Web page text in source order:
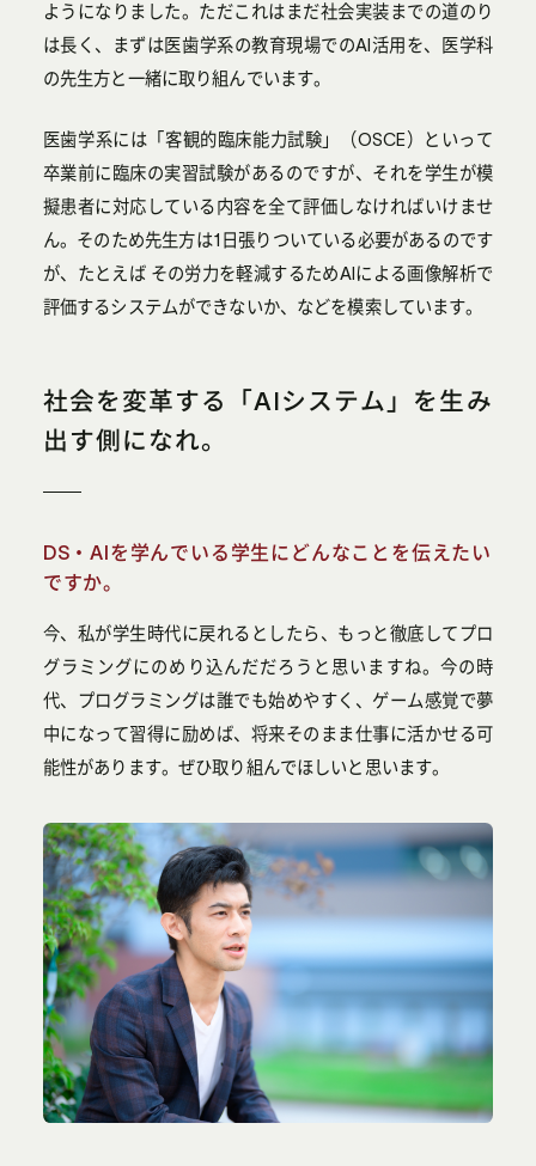
ようになりました。ただこれはまだ社会実装までの道のり
は長く、まずは医歯学系の教育現場でのAI活用を、医学科
の先生方と一緒に取り組んでいます。
医歯学系には「客観的臨床能力試験」（OSCE）といって
卒業前に臨床の実習試験があるのですが、それを学生が模
擬患者に対応している内容を全て評価しなければいけませ
ん。そのため先生方は1日張りついている必要があるのです
が、たとえば その労力を軽減するためAIによる画像解析で
評価するシステムができないか、などを模索しています。
社会を変革する「AIシステム」を生み
出す側になれ。
DS・AIを学んでいる学生にどんなことを伝えたい
ですか。
今、私が学生時代に戻れるとしたら、もっと徹底してプロ
グラミングにのめり込んだだろうと思いますね。今の時
代、プログラミングは誰でも始めやすく、ゲーム感覚で夢
中になって習得に励めば、将来そのまま仕事に活かせる可
能性があります。ぜひ取り組んでほしいと思います。